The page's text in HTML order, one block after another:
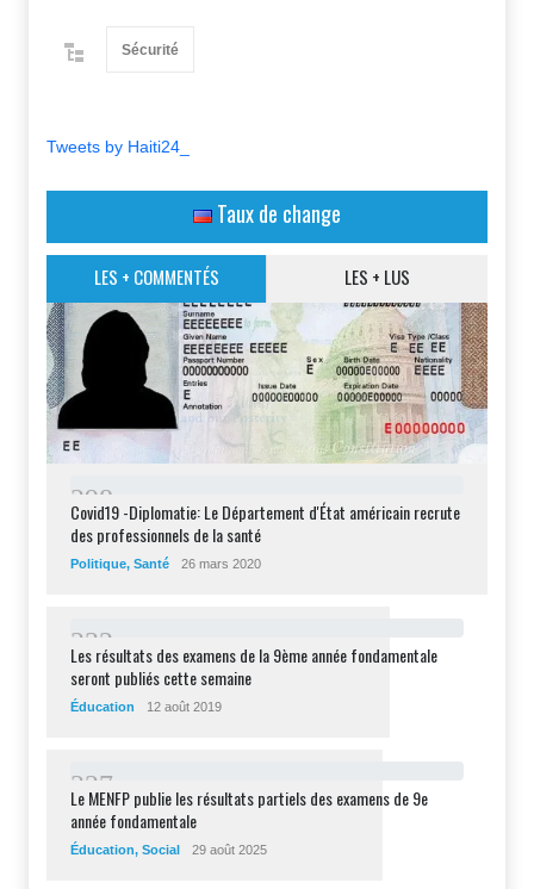
Sécurité
Tweets by Haiti24_
Taux de change
LES + COMMENTÉS LES + LUS
298
Covid19 -Diplomatie: Le Département d'État américain recrute
des professionnels de la santé
Politique, Santé 26 mars 2020
232
Les résultats des examens de la 9ème année fondamentale
seront publiés cette semaine
Éducation 12 août 2019
227
Le MENFP publie les résultats partiels des examens de 9e
année fondamentale
Éducation, Social 29 août 2025